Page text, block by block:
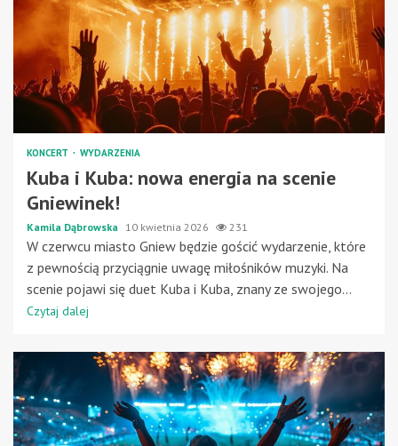
KONCERT WYDARZENIA
Kuba i Kuba: nowa energia na scenie
Gniewinek!
Kamila Dąbrowska 10 kwietnia 2026 231
W czerwcu miasto Gniew będzie gościć wydarzenie, które
z pewnością przyciągnie uwagę miłośników muzyki. Na
scenie pojawi się duet Kuba i Kuba, znany ze swojego...
Czytaj dalej